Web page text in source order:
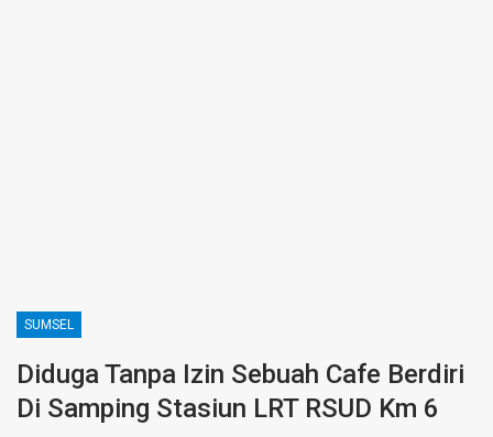
SUMSEL
Diduga Tanpa Izin Sebuah Cafe Berdiri
Di Samping Stasiun LRT RSUD Km 6